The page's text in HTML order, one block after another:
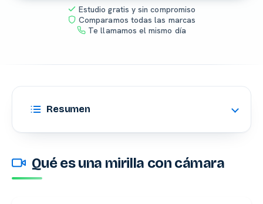
Estudio gratis y sin compromiso
Comparamos todas las marcas
Te llamamos el mismo día
Resumen
Qué es una mirilla con cámara